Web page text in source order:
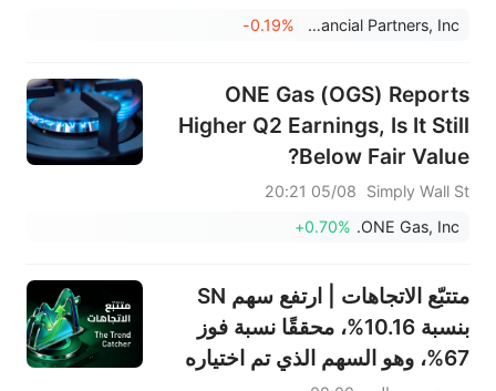
Pinnacle Financial Partners, Inc.
-0.19%
ONE Gas (OGS) Reports
Higher Q2 Earnings, Is It Still
Below Fair Value?
Simply Wall St
05/08 20:21
ONE Gas, Inc.
+0.70%
متتبّع الاتجاهات | ارتفع سهم SN
بنسبة 10.16%، محققًا نسبة فوز
67%، وهو السهم الذي تم اختياره